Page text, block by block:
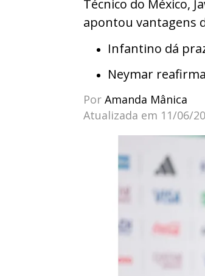
Técnico do México,
apontou vantagens
Infantino dá
Neymar
Por Amanda Mânica
Atualizada em 11/06/